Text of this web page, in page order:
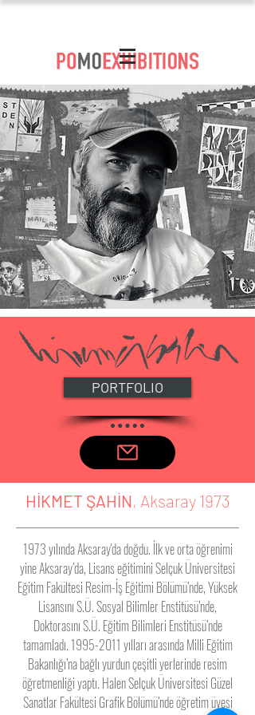
PORTFOLIO
HİKMET ŞAHİN, Aksaray 1973
1973 yılında Aksaray'da doğdu. İlk ve orta öğrenimi
yine Aksaray’da, Lisans eğitimini Selçuk Üniversitesi
Eğitim Fakültesi Resim-İş Eğitimi Bölümü’nde, Yüksek
Lisansını S.Ü. Sosyal Bilimler Enstitüsü’nde,
Doktorasını S.Ü. Eğitim Bilimleri Enstitüsü’nde
tamamladı. 1995-2011 yılları arasında Milli Eğitim
Bakanlığı’na bağlı yurdun çeşitli yerlerinde resim
öğretmenliği yaptı. Halen Selçuk Üniversitesi Güzel
Sanatlar Fakültesi Grafik Bölümü’nde öğretim üyesi